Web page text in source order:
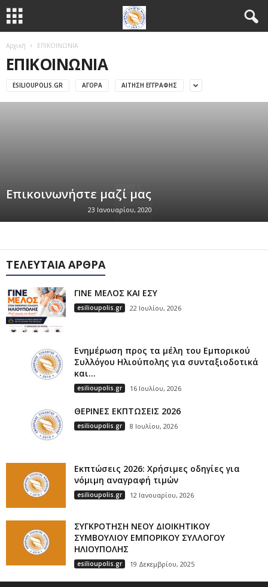
Αρχική ΕΠΙΚΟΙΝΩΝΙΑ
ΕΠΙΚΟΙΝΩΝΙΑ
ESILIOUPOLIS.GR ΑΓΟΡΆ ΑΊΤΗΣΗ ΕΓΓΡΑΦΉΣ
Επικοινωνήστε μαζί μας
23 Ιανουαρίου, 2020
ΤΕΛΕΥΤΑΊΑ ΆΡΘΡΑ
ΓΙΝΕ ΜΕΛΟΣ ΚΑΙ ΕΣΥ
esilioupolis.gr 22 Ιουλίου, 2026
Ενημέρωση προς τα μέλη του Εμπορικού
Συλλόγου Ηλιούπολης για συνταξιοδοτικά
και...
esilioupolis.gr 16 Ιουλίου, 2026
ΘΕΡΙΝΕΣ ΕΚΠΤΩΣΕΙΣ 2026
esilioupolis.gr 8 Ιουλίου, 2026
Εκπτώσεις 2026: Χρήσιμες οδηγίες για
νόμιμη αναγραφή τιμών
esilioupolis.gr 12 Ιανουαρίου, 2026
ΣΥΓΚΡΟΤΗΣΗ ΝΕΟΥ ΔΙΟΙΚΗΤΙΚΟΥ
ΣΥΜΒΟΥΛΙΟΥ ΕΜΠΟΡΙΚΟΥ ΣΥΛΛΟΓΟΥ
ΗΛΙΟΥΠΟΛΗΣ
esilioupolis.gr 19 Δεκεμβρίου, 2025